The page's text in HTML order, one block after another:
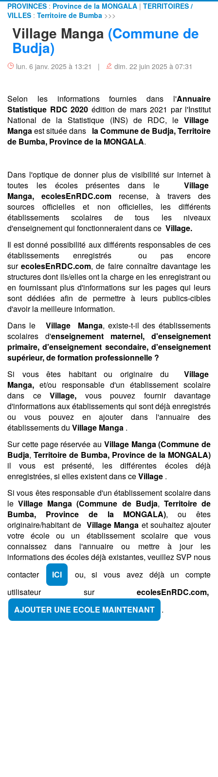
PROVINCES : Province de la MONGALA | TERRITOIRES /
VILLES : Territoire de Bumba >>>
Village Manga (Commune de
Budja)
lun. 6 janv. 2025 à 13:21 | dim. 22 juin 2025 à 07:31
Selon les informations fournies dans l'Annuaire
Statistique RDC 2020 édition de mars 2021 par l'Institut
National de la Statistique (INS) de RDC, le Village
Mangaest située dans la Commune de Budja,Territoire
de Bumba, Province de la MONGALA.
Dans l'optique de donner plus de visibilité sur internet à
toutes les écoles présentes dans le Village
Manga, ecolesEnRDC.com recense, à travers des
sources officielles et non officielles, les différents
établissements scolaires de tous les niveaux
d'enseignement qui fonctionneraient dans ce Village.
Il est donné possibilité aux différents responsables de ces
établissements enregistrés ou pas encore
surecolesEnRDC.com, de faire connaître davantage les
structures dont ils/elles ont la charge en les enregistrant ou
en fournissant plus d'informations sur les pages qui leurs
sont dédiées afin de permettre à leurs publics-cibles
d'avoir la meilleure information.
Dans leVillage Manga, existe-t-il des établissements
scolaires d'enseignement maternel, d'enseignement
primaire, d'enseignement secondaire, d'enseignement
supérieur, de formation professionnelle ?
Si vous êtes habitant ou originaire du Village
Manga, et/ou responsable d'un établissement scolaire
dans ce Village, vous pouvez fournir davantage
d'informations aux établissements qui sont déjà enregistrés
ou vous pouvez en ajouter dans l'annuaire des
établissements du Village Manga .
Sur cette page réservée au Village Manga (Commune de
Budja, Territoire de Bumba, Province de la MONGALA)
il vous est présenté, les différentes écoles déjà
enregistrées, si elles existent dans ceVillage .
Si vous êtes responsable d'un établissement scolaire dans
leVillage Manga (Commune de Budja, Territoire de
Bumba,
Province de la MONGALA), ou êtes
originaire/habitant de Village Manga et souhaitez ajouter
votre école ou un établissement scolaire que vous
connaissez dans l'annuaire ou mettre à jour les
informations des écoles déjà existantes, veuillez SVP nous
contacter
ICI
ou, si vous avez déjà un compte
utilisateur sur ecolesEnRDC.com,
AJOUTER UNE ECOLE MAINTENANT
.